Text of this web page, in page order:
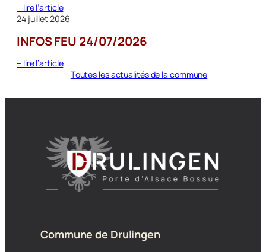
– lire l’article:
FERMETURE
–
24 juillet 2026
INFOS FEU 24/07/2026
– lire l’article:
INFOS
24/07/2026
Toutes les actualités de la commune
Commune de Drulingen